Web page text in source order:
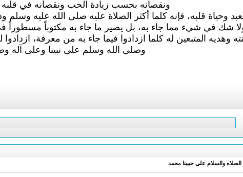
ونقصانه بحسب زيادة الحب ونقصانه في
العبد وحياة قلبه، فإنه كلما أكثر الصلاة عليه صلى الله عليه
شك في شيء مما جاء به، بل يصير ما جاء به مكتوباً مسطوراً في
وهديه المتبعين له كلما ازدادوا فيما جاء به من معرفة،
وصلى الله وسلم على نبينا وعلى آله
والسلام على حبيبنا محمد